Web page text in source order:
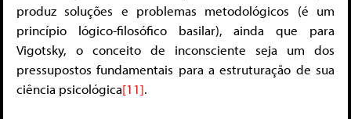
produz soluções e problemas metodológicos (é um
princípio lógico-filosófico basilar), ainda que para
Vigotsky, o conceito de inconsciente seja um dos
pressupostos fundamentais para a estruturação de sua
ciência psicológica[11].